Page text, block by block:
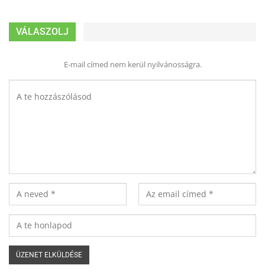
VÁLASZOLJ
E-mail címed nem kerül nyilvánosságra.